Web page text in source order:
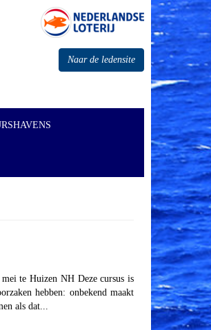
Naar de ledensite
te Huizen NH Deze cursus is
hebben: onbekend maakt
als dat...